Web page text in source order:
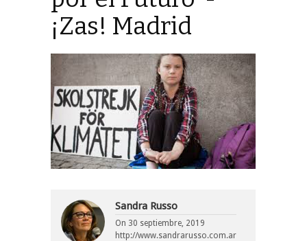
¡Zas! Madrid
Sandra Russo
On 30 septiembre, 2019
http://www.sandrarusso.com.ar